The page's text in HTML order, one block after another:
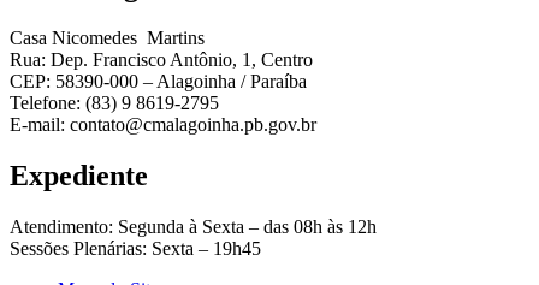
Casa Nicomedes Martins
Rua: Dep. Francisco Antônio, 1, Centro
CEP: 58390-000 – Alagoinha / Paraíba
Telefone: (83) 9 8619-2795
E-mail: contato@cmalagoinha.pb.gov.br
Expediente
Atendimento: Segunda à Sexta – das 08h às 12h
Sessões Plenárias: Sexta – 19h45